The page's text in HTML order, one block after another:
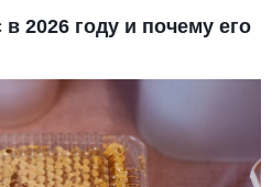
2026 году и почему его